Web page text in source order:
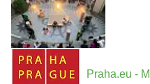
Praha.eu -